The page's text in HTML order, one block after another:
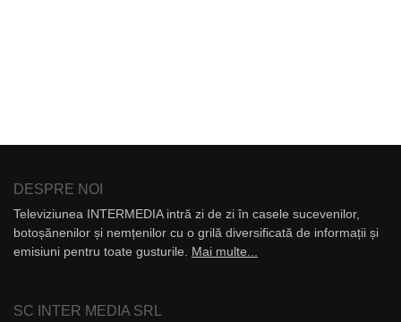
DESPRE NOI
Televiziunea INTERMEDIA intră zi de zi în casele sucevenilor,
botoșănenilor și nemțenilor cu o grilă diversificată de informații și
emisiuni pentru toate gusturile. Mai multe...
SC INTER MEDIA SRL